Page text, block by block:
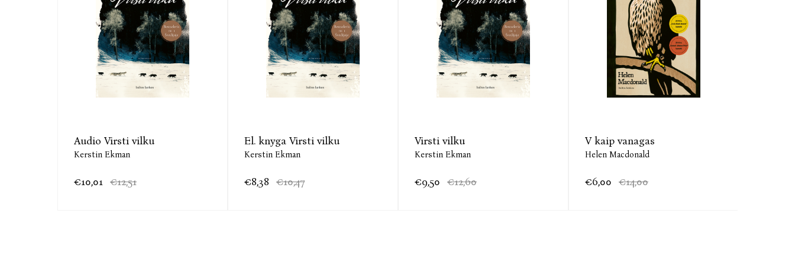
„V kaip vanagas“, 2014 m. apdovanoti „Costa Book Awards“ ir „Samuel Johnson Prize“ literatūros
premijomis.
Audio Virsti vilku
Kerstin Ekman
€10,01 €12,51
El. knyga Virsti vilku
Kerstin Ekman
€8,38 €10,47
Virsti vilku
Kerstin Ekman
€9,50 €12,60
V kaip vanagas
Helen Macdonald
€6,00 €14,00